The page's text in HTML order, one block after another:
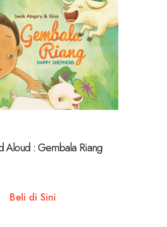
Aloud : Gembala Riang
Beli di Sini